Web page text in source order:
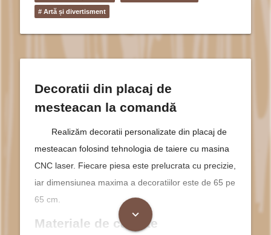
# Artă și divertisment
expand_more
Decoratii din placaj de
mesteacan la comandă
Realizăm decoratii personalizate din placaj de
mesteacan folosind tehnologia de taiere cu masina
CNC laser. Fiecare piesa este prelucrata cu precizie,
iar dimensiunea maxima a decoratiilor este de 65 pe
65 cm.
Materiale de calitate